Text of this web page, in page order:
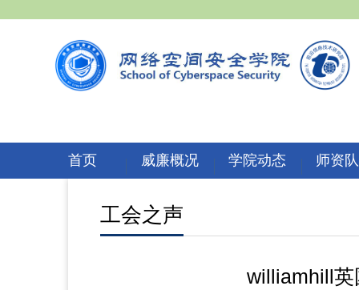
首页 威廉概况 学院动态 师资
工会之声
williamhill英